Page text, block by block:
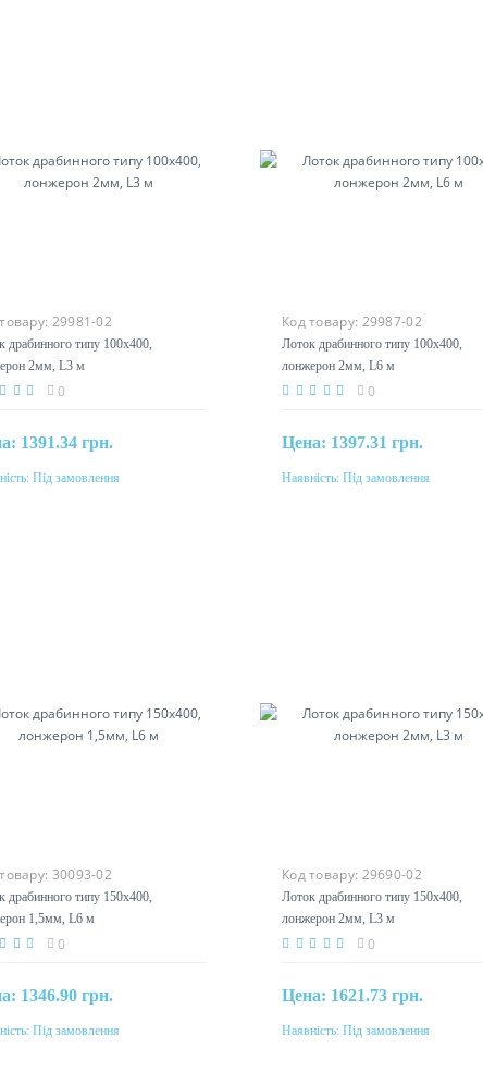
29981-02
драбинного типу 100х400,
2мм, L3 м
0
1391.34 грн.
Під замовлення
Під замовлення
Код товару: 29987-02
Лоток драбинного типу 100х400,
лонжерон 2мм, L6 м
0
Цена: 1397.31 грн.
Під замовлення
Наявність: Під замовлення
30093-02
драбинного типу 150х400,
1,5мм, L6 м
0
1346.90 грн.
Під замовлення
Під замовлення
Код товару: 29690-02
Лоток драбинного типу 150х400,
лонжерон 2мм, L3 м
0
Цена: 1621.73 грн.
Під замовлення
Наявність: Під замовлення